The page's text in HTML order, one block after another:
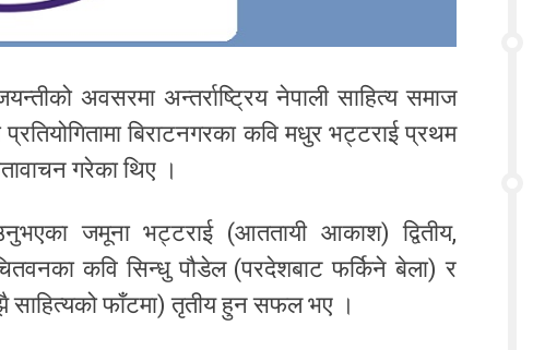
अवसरमा अन्तर्राष्ट्रिय नेपाली साहित्य समाज
बिराटनगरका कवि मधुर भट्टराई प्रथम
गरेका थिए ।
जमूना भट्टराई (आततायी आकाश) द्वितीय,
कवि सिन्धु पौडेल (परदेशबाट फर्किने बेला) र
फाँटमा) तृतीय हुन सफल भए ।